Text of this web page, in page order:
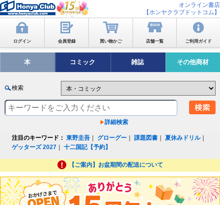
オンライン書店
【ホンヤクラブドットコム】
ログイン 会員登録 買い物かご 店舗一覧 ご利用ガイド
本 コミック 雑誌 その他商材
検索
詳細検索
注目のキーワード： 東野圭吾 グローグー ｜課題図書 ｜夏休みドリル｜
ゲッターズ 2027 ｜十二国記【予約】
【ご案内】お盆期間の配送について